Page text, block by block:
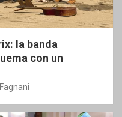
la banda
con un